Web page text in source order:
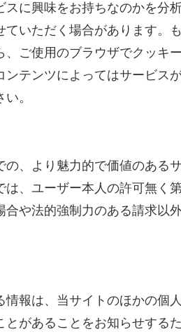
に興味をお持ちなのかを分析
いただく場合があります。
ご使用のブラウザでクッキ
テンツによってはサービス
。
、より魅力的で価値のある
、ユーザー本人の許可無く
や法的強制力のある請求以
報は、当サイトのほかの個
があることをお知らせする